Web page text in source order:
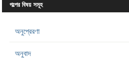
গল্পের বিষয় সমূহ
অনুপ্রেরণা
অনুবাদ